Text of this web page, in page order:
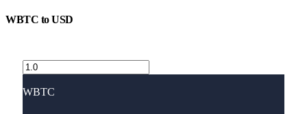
WBTC toUSD
WBTC